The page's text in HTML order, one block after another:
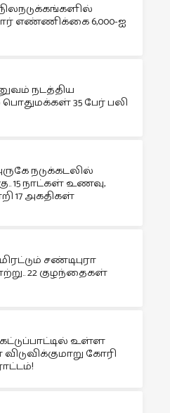
எண்ணிக்கை 6,000-ஐ
நடத்திய
35 பேர் பலி
நடுக்கடலில்
15 நாட்கள் உணவு,
17 அகதிகள்
சண்டிபுரா
22 குழந்தைகள்
உள்ள
கோரி